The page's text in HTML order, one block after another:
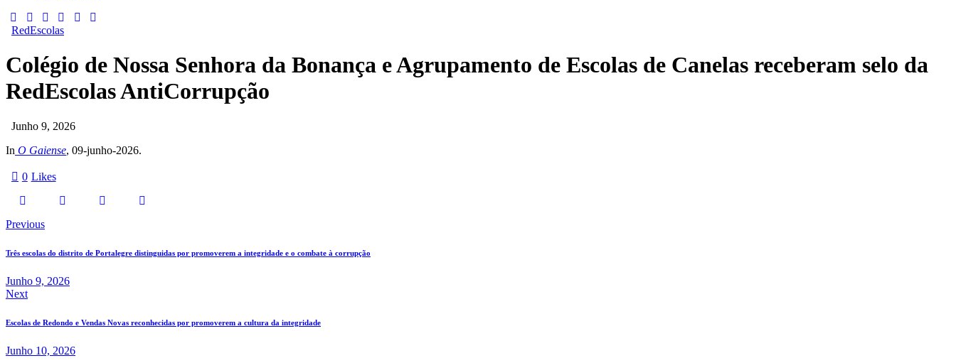
RedEscolas
Colégio de Nossa Senhora da Bonança e Agrupamento de Escolas de Canelas receberam selo da
RedEscolas AntiCorrupção
Junho 9, 2026
In O Gaiense, 09-junho-2026.
0 Likes
Navegação
de
Previous
Três escolas do distrito de Portalegre distinguidas por promoverem a integridade e o combate à corrupção
Junho 9, 2026
Next
Escolas de Redondo e Vendas Novas reconhecidas por promoverem a cultura da integridade
Junho 10, 2026